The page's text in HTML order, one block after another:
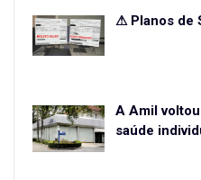
⚠ Planos de
A Amil
saúde